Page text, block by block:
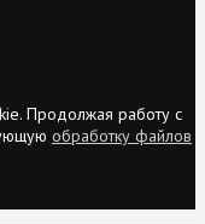
Продолжая работу с
обработку файлов